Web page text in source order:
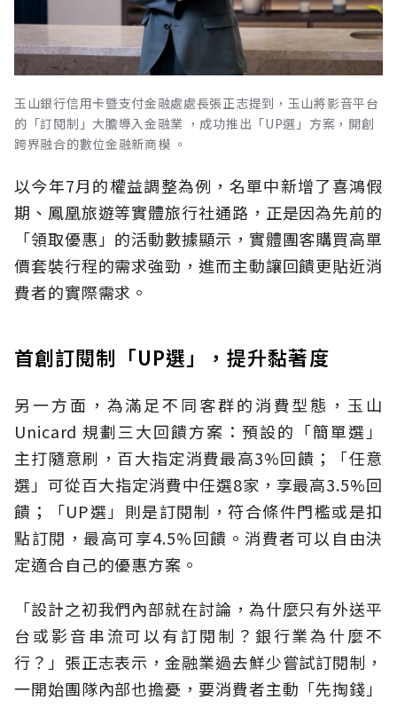
玉山銀行信用卡暨支付金融處處長張正志提到，玉山將影音平台
的「訂閱制」大膽導入金融業 ，成功推出「UP選」方案，開創
跨界融合的數位金融新商模 。
以今年7月的權益調整為例，名單中新增了喜鴻假
期、鳳凰旅遊等實體旅行社通路，正是因為先前的
「領取優惠」的活動數據顯示，實體團客購買高單
價套裝行程的需求強勁，進而主動讓回饋更貼近消
費者的實際需求。
首創訂閱制「UP選」，提升黏著度
另一方面，為滿足不同客群的消費型態，玉山
Unicard 規劃三大回饋方案：預設的「簡單選」
主打隨意刷，百大指定消費最高3%回饋；「任意
選」可從百大指定消費中任選8家，享最高3.5%回
饋；「UP選」則是訂閱制，符合條件門檻或是扣
點訂閱，最高可享4.5%回饋。消費者可以自由決
定適合自己的優惠方案。
「設計之初我們內部就在討論，為什麼只有外送平
台或影音串流可以有訂閱制？銀行業為什麼不
行？」張正志表示，金融業過去鮮少嘗試訂閱制，
一開始團隊內部也擔憂，要消費者主動「先掏錢」